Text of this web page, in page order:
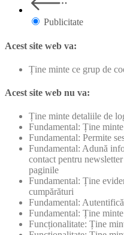
Publicitate
Acest site web va:
Ține minte ce grup de
Acest site web nu va:
Ține minte detaliile de
Fundamental: Ține
Fundamental: Permite
Fundamental: Adună
contact pentru
paginile
Fundamental: Ține
cumpărături
Fundamental:
Fundamental: Ține
Funcționalitate: Ține